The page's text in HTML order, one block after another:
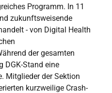
Programm. In 11
zukunftsweisende
- von Digital Health
der gesamten
DGK-Stand eine
Mitglieder der Sektion
kurzweilige Crash-